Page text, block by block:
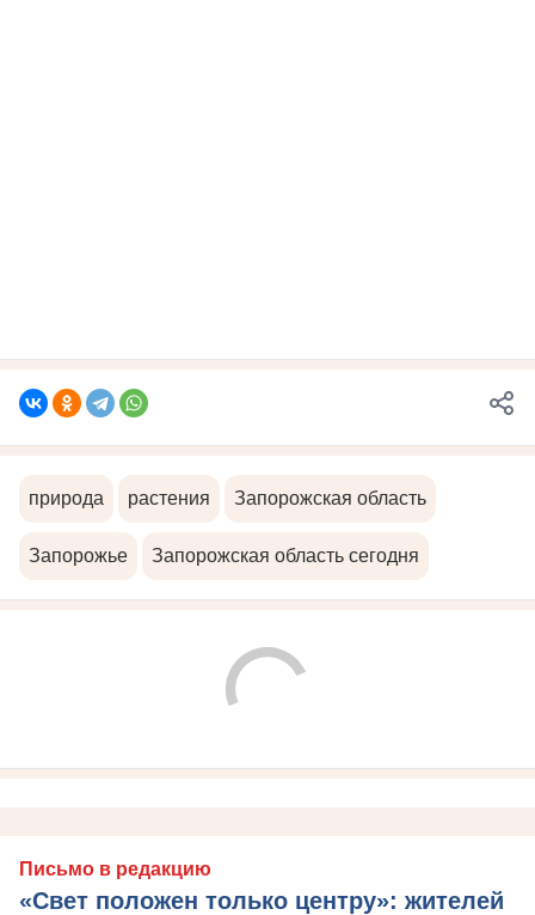
природа растения Запорожская область
Запорожье Запорожская область сегодня
Письмо в редакцию
«Свет положен только центру»: жителей